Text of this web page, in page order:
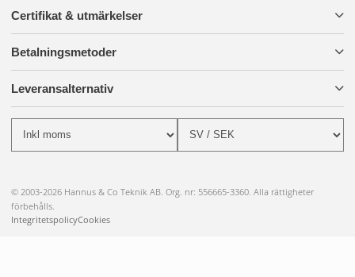
Certifikat & utmärkelser
Betalningsmetoder
Leveransalternativ
© 2003-2026 Hannus & Co Teknik AB. Org. nr: 556665-3360. Alla rättigheter
förbehålls.
IntegritetspolicyCookies